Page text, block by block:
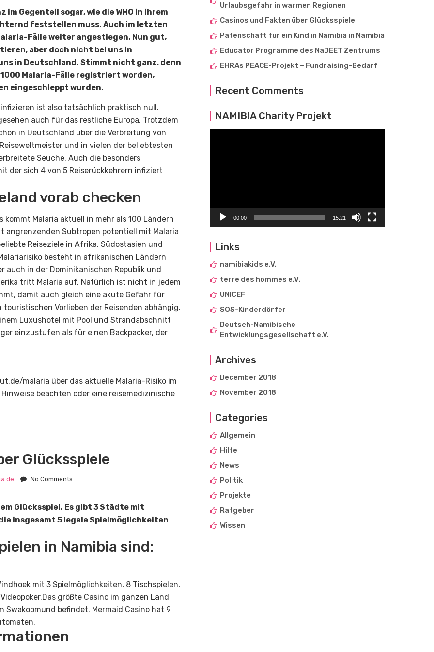
Gegenteil sogar, wie die WHO in ihrem
feststellen muss. Auch im letzten
Fälle weiter angestiegen. Nun gut,
aber doch nicht bei uns in
in Deutschland. Stimmt nicht ganz, denn
Malaria-Fälle registriert worden,
eingeschleppt wurden.
ist also tatsächlich praktisch null.
auch für das restliche Europa. Trotzdem
in Deutschland über die Verbreitung von
und in vielen der beliebtesten
Seuche. Auch die besonders
der sich 4 von 5 Reiserückkehrern infiziert
vorab checken
Malaria aktuell in mehr als 100 Ländern
angrenzenden Subtropen potentiell mit Malaria
Reiseziele in Afrika, Südostasien und
besteht in afrikanischen Ländern
in der Dominikanischen Republik und
tritt Malaria auf. Natürlich ist nicht in jedem
damit auch gleich eine akute Gefahr für
Vorlieben der Reisenden abhängig.
Luxushotel mit Pool und Strandabschnitt
einzustufen als für einen Backpacker, der
malaria über das aktuelle Malaria-Risiko im
beachten oder eine reisemedizinische
Glücksspiele
No Comments
Glücksspiel. Es gibt 3 Städte mit
insgesamt 5 legale Spielmöglichkeiten
in Namibia sind:
mit 3 Spielmöglichkeiten, 8 Tischspielen,
größte Casino im ganzen Land
Swakopmund befindet. Mermaid Casino hat 9
Urlaubsgefahr in warmen Regionen
Casinos und Fakten über Glücksspiele
Patenschaft für ein Kind in Namibia in Namibia
Educator Programme des NaDEET Zentrums
EHRAs PEACE-Projekt – Fundraising-Bedarf
Recent Comments
NAMIBIA Charity Projekt
00:00 15:21
Links
namibiakids e.V.
terre des hommes e.V.
UNICEF
SOS-Kinderdörfer
Deutsch-Namibische
Entwicklungsgesellschaft e.V.
Archives
December 2018
November 2018
Categories
Allgemein
Hilfe
News
Politik
Projekte
Ratgeber
Wissen